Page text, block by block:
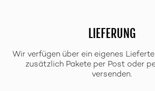
LIEFERUNG
Wir verfügen über ein eigenes
zusätzlich Pakete per Post oder
versenden.